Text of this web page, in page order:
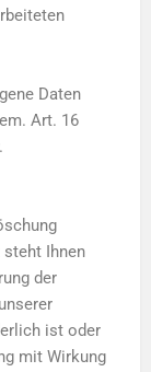
Daten
Art. 16
steht Ihnen
der
ist oder
mit Wirkung